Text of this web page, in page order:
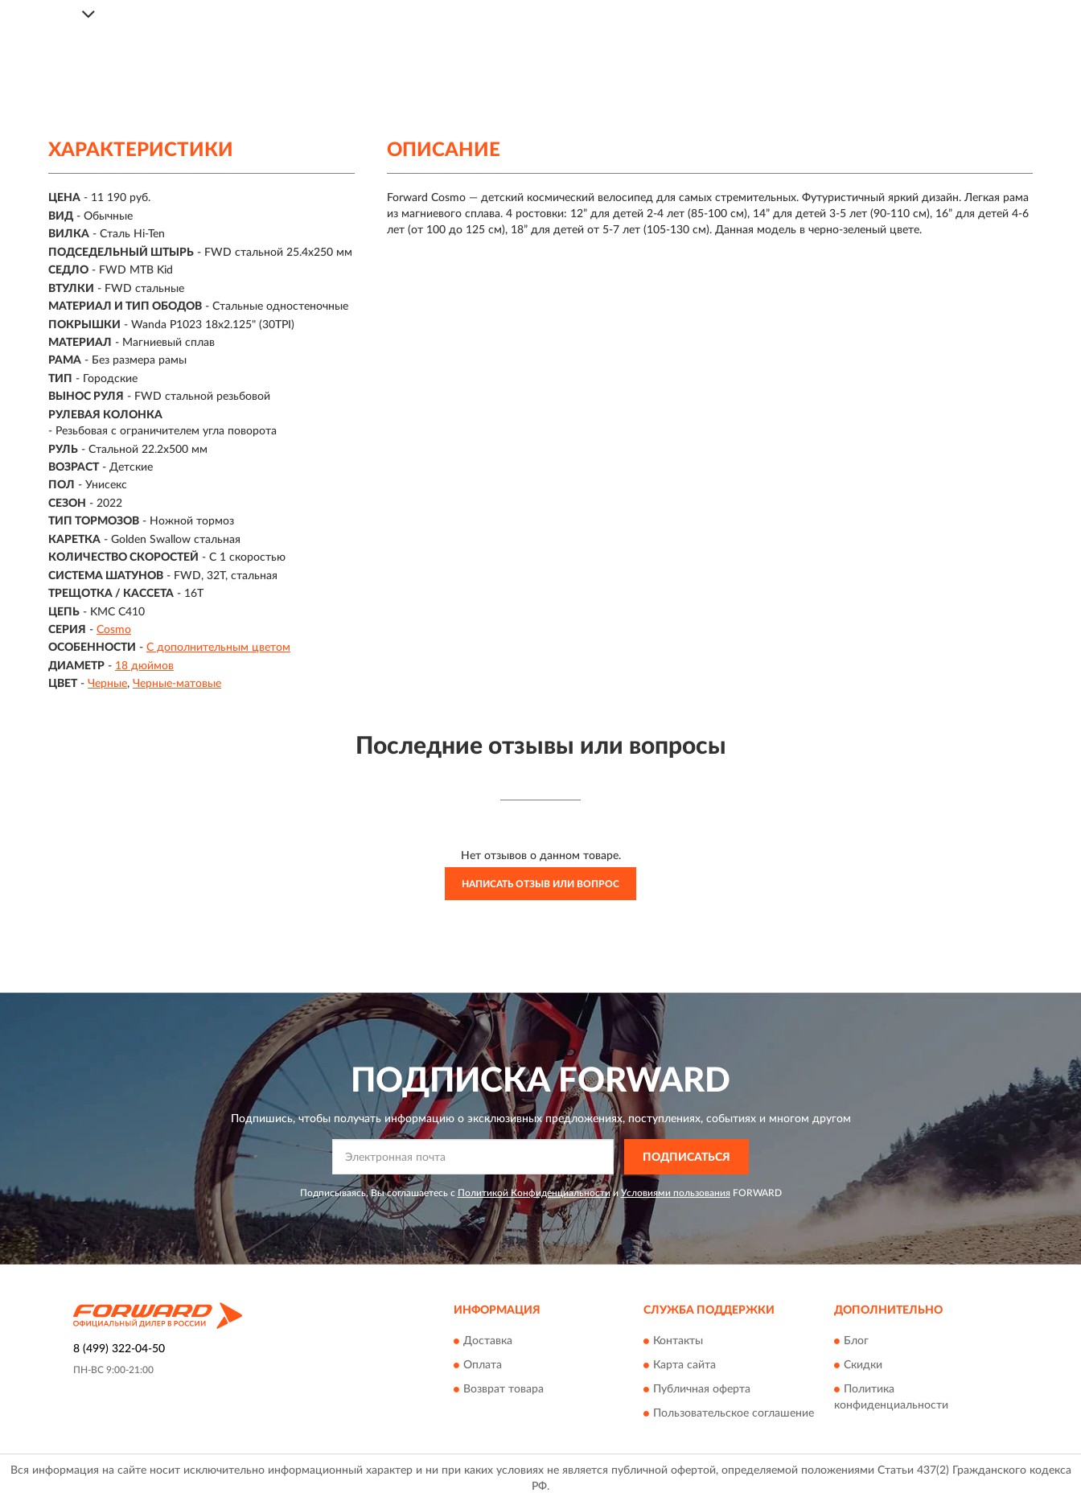
ХАРАКТЕРИСТИКИ
ЦЕНА - 11 190 руб.
ВИД - Обычные
ВИЛКА - Сталь Hi-Ten
ПОДСЕДЕЛЬНЫЙ ШТЫРЬ - FWD стальной 25.4x250 мм
СЕДЛО - FWD MTB Kid
ВТУЛКИ - FWD стальные
МАТЕРИАЛ И ТИП ОБОДОВ - Стальные одностеночные
ПОКРЫШКИ - Wanda P1023 18x2.125" (30TPI)
МАТЕРИАЛ - Магниевый сплав
РАМА - Без размера рамы
ТИП - Городские
ВЫНОС РУЛЯ - FWD стальной резьбовой
РУЛЕВАЯ КОЛОНКА
- Резьбовая с ограничителем угла поворота
РУЛЬ - Стальной 22.2х500 мм
ВОЗРАСТ - Детские
ПОЛ - Унисекс
СЕЗОН - 2022
ТИП ТОРМОЗОВ - Ножной тормоз
КАРЕТКА - Golden Swallow стальная
КОЛИЧЕСТВО СКОРОСТЕЙ - С 1 скоростью
СИСТЕМА ШАТУНОВ - FWD, 32T, cтальная
ТРЕЩОТКА / КАССЕТА - 16T
ЦЕПЬ - KMC C410
СЕРИЯ - Cosmo
ОСОБЕННОСТИ - С дополнительным цветом
ДИАМЕТР - 18 дюймов
ЦВЕТ - Черные Черные-матовые
ОПИСАНИЕ
Forward Cosmo — детский космический велосипед для самых стремительных. Футуристичный яркий дизайн. Легкая рама
из магниевого сплава. 4 ростовки: 12” для детей 2-4 лет (85-100 см), 14” для детей 3-5 лет (90-110 см), 16” для детей 4-6
лет (от 100 до 125 см), 18” для детей от 5-7 лет (105-130 см). Данная модель в черно-зеленый цвете.
Последние отзывы или вопросы
Нет отзывов о данном товаре.
НАПИСАТЬ ОТЗЫВ ИЛИ ВОПРОС
ПОДПИСКАFORWARD
Подпишись, чтобы получать информацию о эксклюзивных предложениях,поступлениях, событиях и многом другом
ПОДПИСАТЬСЯ
Подписываясь, Вы соглашаетесь с Политикой Конфиденциальности и Условиями пользования FORWARD
8 (499) 322-04-50
ПН-ВС 9:00-21:00
ИНФОРМАЦИЯ
Доставка
Оплата
Возврат товара
СЛУЖБА ПОДДЕРЖКИ
Контакты
Карта сайта
Публичная оферта
Пользовательское соглашение
ДОПОЛНИТЕЛЬНО
Блог
Скидки
Политика
конфиденциальности
Вся информация на сайте носит исключительно информационный характер и ни при каких условиях не является публичной офертой, определяемой положениями Статьи 437(2) Гражданского кодекса
РФ.